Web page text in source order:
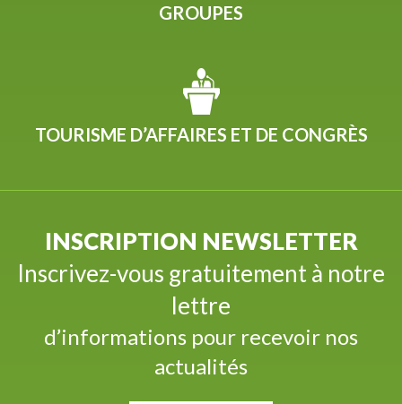
GROUPES
TOURISME D’AFFAIRES ET DE CONGRÈS
INSCRIPTION NEWSLETTER
Inscrivez-vous gratuitement à notre
lettre
d’informations pour recevoir nos
actualités